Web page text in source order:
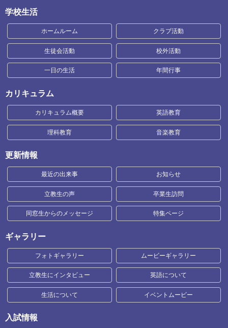
学校生活
ホームルーム クラブ活動
生徒会活動 校外活動
一日の生活 年間行事
カリキュラム
カリキュラム概要 英語教育
理科教育 音楽教育
更新情報
最近の出来事 お知らせ
立教生の声 卒業生訪問
同窓生からのメッセージ 特集ページ
ギャラリー
フォトギャラリー ムービーギャラリー
立教生にインタビュー 英語について
生活について イベントムービー
入試情報